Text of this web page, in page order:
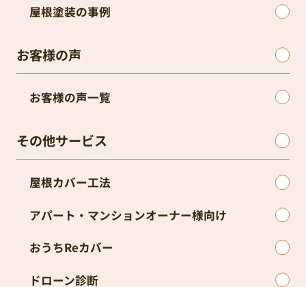
屋根塗装の事例
お客様の声
お客様の声一覧
その他サービス
屋根カバー工法
アパート・マンションオーナー様向け
おうちReカバー
ドローン診断